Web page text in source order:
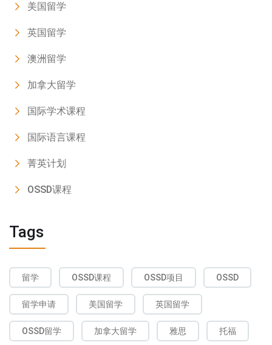
美国留学
英国留学
澳洲留学
加拿大留学
国际学术课程
国际语言课程
菁英计划
OSSD课程
Tags
留学 OSSD课程 OSSD项目 OSSD
留学申请 美国留学 英国留学
OSSD留学 加拿大留学 雅思 托福